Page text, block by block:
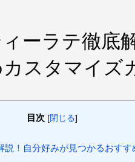
ーラテ徹底
スタマイズ
目次 [閉じる]
説！自分好みが見つかるおすす